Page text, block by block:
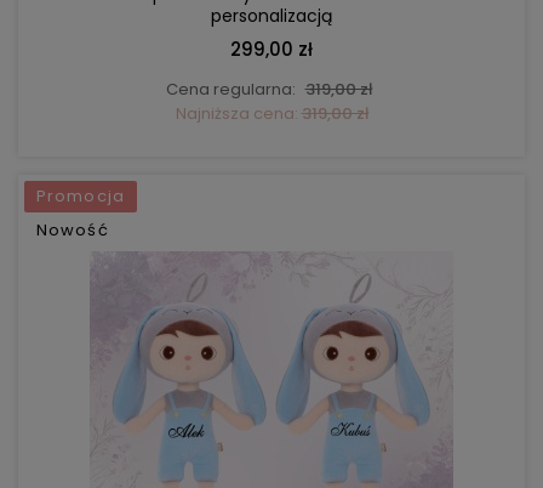
personalizacją
299,00 zł
Cena regularna: 319,00 zł
Najniższa cena: 319,00 zł
Promocja
Nowość